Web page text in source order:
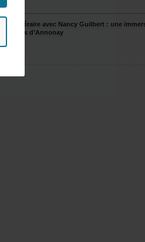
littéraire avec Nancy Guilbert : une
élèves d’Annonay